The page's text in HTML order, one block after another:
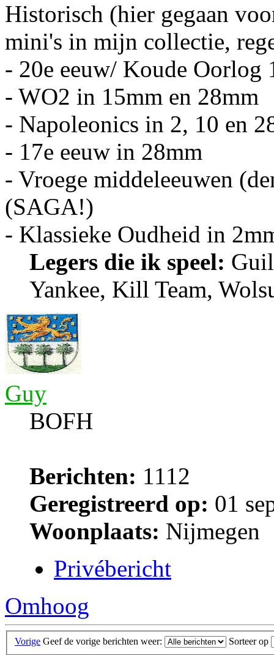
Historisch (hier gegaan
mini's in mijn collectie,
- 20e eeuw/ Koude Oorlog
- WO2 in 15mm en 28mm
- Napoleonics in 2, 10 en
- 17e eeuw in 28mm
- Vroege middeleeuwen
(SAGA!)
- Klassieke Oudheid in
Legers die ik speel:
Yankee, Kill Team,
Guy
BOFH
Berichten: 1112
Geregistreerd op: 01
Woonplaats: Nijmegen
Privébericht
Omhoog
Vorige Geef de vorige berichten weer: Sorteer op